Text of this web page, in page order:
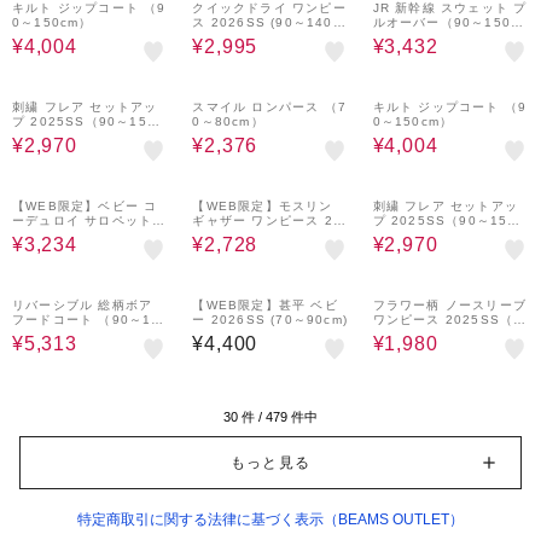
キルト ジップコート （9
0～150cm）
¥4,004
クイックドライ ワンピー
ス 2026SS (90～140c
m) 子供服 夏物 まとめ買
い キッズ プチプラ 定番
¥2,995
JR 新幹線 スウェット プ
ルオーバー（90～150c
m）
¥3,432
刺繍 フレア セットアッ
プ 2025SS（90～150c
m）
¥2,970
スマイル ロンパース （7
0～80cm）
¥2,376
キルト ジップコート （9
0～150cm）
¥4,004
【WEB限定】ベビー コ
ーデュロイ サロペット
（70～80cm）
¥3,234
【WEB限定】モスリン
ギャザー ワンピース 20
26SS（90～140cm）通
学 定番 プチプラ キッズ
¥2,728
刺繍 フレア セットアッ
プ 2025SS（90～150c
m）
¥2,970
リバーシブル 総柄ボア
フードコート （90～14
0cm）
¥5,313
【WEB限定】甚平 ベビ
ー 2026SS (70～90cm)
¥4,400
フラワー柄 ノースリーブ
ワンピース 2025SS（9
0～150cm）
¥1,980
30 件 / 479 件中
もっと見る
特定商取引に関する法律に基づく表示（BEAMS OUTLET）